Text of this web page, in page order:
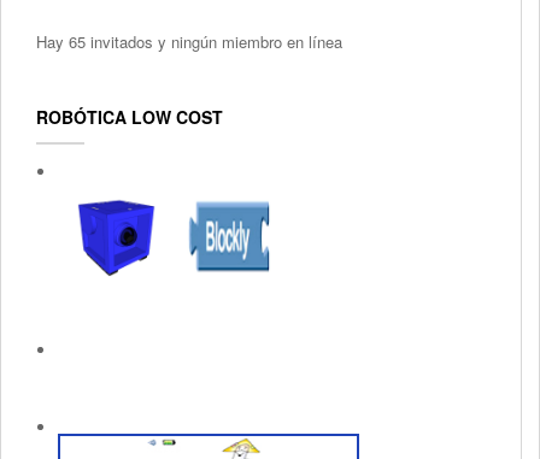
Hay 65 invitados y ningún miembro en línea
ROBÓTICA LOW COST